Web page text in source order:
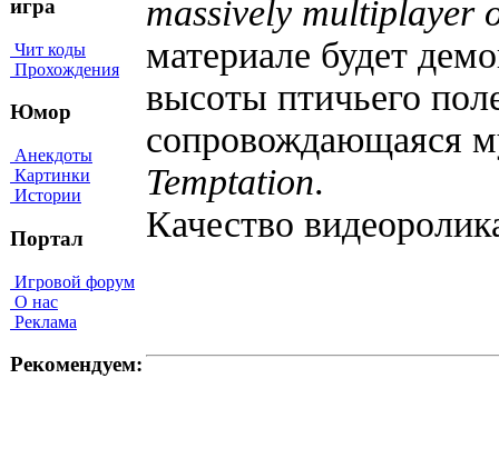
игра
Чит коды
Прохождения
Юмор
Анекдоты
Картинки
Истории
Портал
Игровой форум
О нас
Реклама
Рекомендуем:
massively multiplayer
материале будет
высоты птичьего
сопровождающаяся
Temptation.
Качество